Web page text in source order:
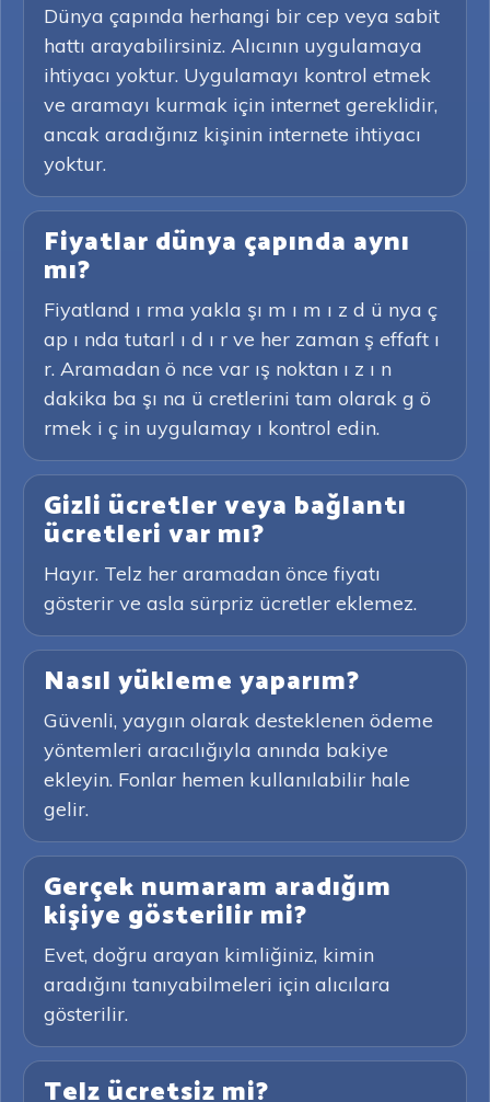
Dünya çapında herhangi bir cep veya sabit
hattı arayabilirsiniz. Alıcının uygulamaya
ihtiyacı yoktur. Uygulamayı kontrol etmek
ve aramayı kurmak için internet gereklidir,
ancak aradığınız kişinin internete ihtiyacı
yoktur.
Fiyatlar dünya çapında aynı
mı?
Fiyatland ı rma yakla şı m ı m ı z d ü nya ç
ap ı nda tutarl ı d ı r ve her zaman ş effaft ı
r. Aramadan ö nce var ış noktan ı z ı n
dakika ba şı na ü cretlerini tam olarak g ö
rmek i ç in uygulamay ı kontrol edin.
Gizli ücretler veya bağlantı
ücretleri var mı?
Hayır. Telz her aramadan önce fiyatı
gösterir ve asla sürpriz ücretler eklemez.
Nasıl yükleme yaparım?
Güvenli, yaygın olarak desteklenen ödeme
yöntemleri aracılığıyla anında bakiye
ekleyin. Fonlar hemen kullanılabilir hale
gelir.
Gerçek numaram aradığım
kişiye gösterilir mi?
Evet, doğru arayan kimliğiniz, kimin
aradığını tanıyabilmeleri için alıcılara
gösterilir.
Telz ücretsiz mi?